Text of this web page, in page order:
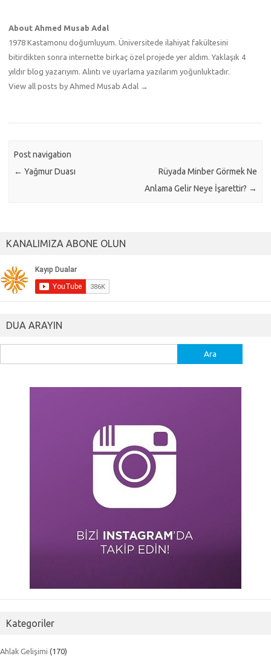
About Ahmed Musab Adal
1978 Kastamonu doğumluyum. Üniversitede ilahiyat fakültesini
bitirdikten sonra internette birkaç özel projede yer aldım. Yaklaşık 4
yıldır blog yazarıyım. Alıntı ve uyarlama yazılarım yoğunluktadır.
View all posts by Ahmed Musab Adal →
Post navigation
← Yağmur Duası
Rüyada Minber Görmek Ne
Anlama Gelir Neye İşarettir? →
KANALIMIZA ABONE OLUN
DUA ARAYIN
Kategoriler
Ahlak Gelişimi (170)